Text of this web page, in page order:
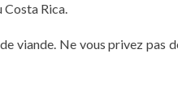
Costa Rica.
viande. Ne vous privez pas